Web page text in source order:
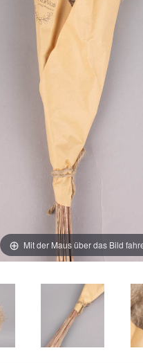
Mit der Maus über das Bild